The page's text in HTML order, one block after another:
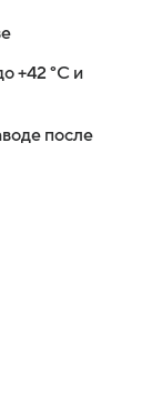
+42 °C и
после